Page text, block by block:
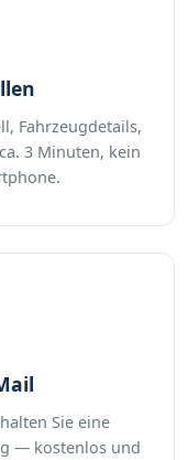
Fahrzeugdetails,
3 Minuten, kein
Sie eine
— kostenlos und